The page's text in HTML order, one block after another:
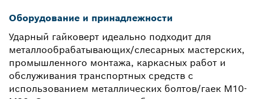
Оборудование и принадлежности
Ударный гайковерт идеально подходит для
металлообрабатывающих/слесарных мастерских,
промышленного монтажа, каркасных работ и
обслуживания транспортных средств с
использованием металлических болтов/гаек M10-